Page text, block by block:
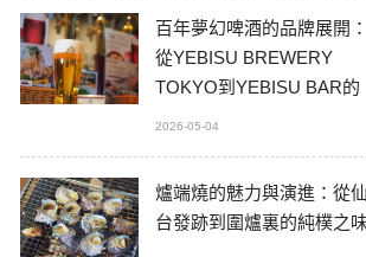
百年夢幻啤酒的品牌展開：
從YEBISU BREWERY
TOKYO到YEBISU BAR的
2026-05-04
爐端燒的魅力與演進：從仙
台發跡到圍爐裏的純樸之